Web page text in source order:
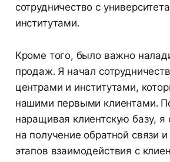
сотрудничество с
институтами.
Кроме того, было важно
продаж. Я начал
центрами и институтами,
нашими первыми клиентами.
наращивая клиентскую базу, я
на получение обратной связи
этапов взаимодействия с